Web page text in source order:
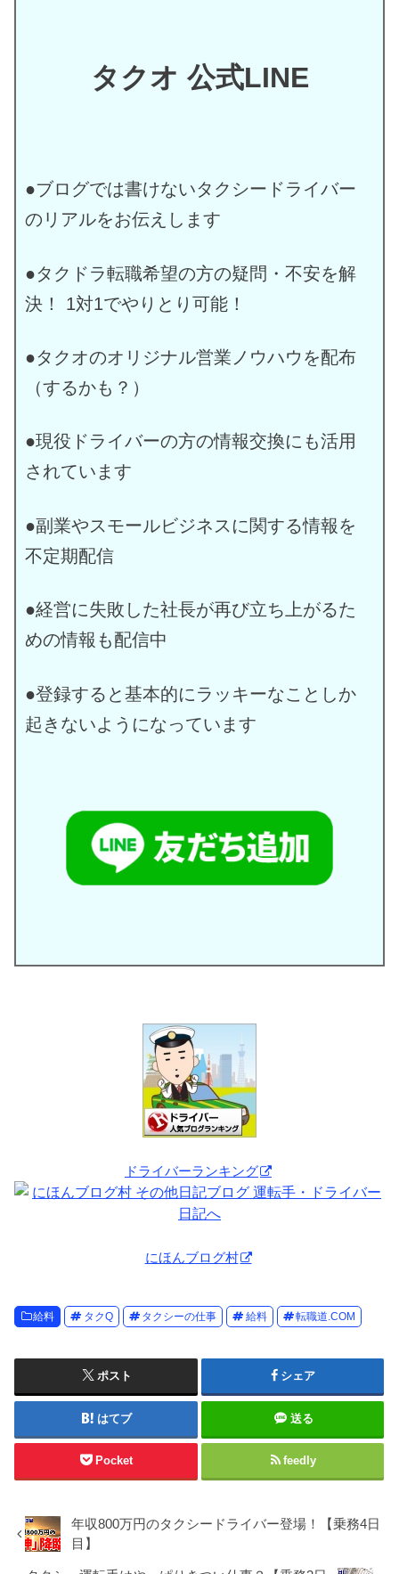
タクオ 公式LINE
●ブログでは書けないタクシードライバー
のリアルをお伝えします
●タクドラ転職希望の方の疑問・不安を解
決！ 1対1でやりとり可能！
●タクオのオリジナル営業ノウハウを配布
（するかも？）
●現役ドライバーの方の情報交換にも活用
されています
●副業やスモールビジネスに関する情報を
不定期配信
●経営に失敗した社長が再び立ち上がるた
めの情報も配信中
●登録すると基本的にラッキーなことしか
起きないようになっています
ドライバーランキング
にほんブログ村
給料 タクQ タクシーの仕事 給料 転職道.COM
ポスト シェア
はてブ 送る
Pocket feedly
年収800万円のタクシードライバー登場！【乗務4日
目】